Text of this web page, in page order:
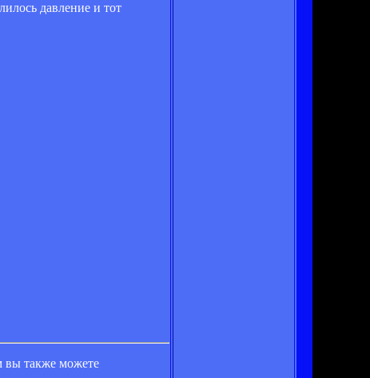
давление и тот
вы также можете